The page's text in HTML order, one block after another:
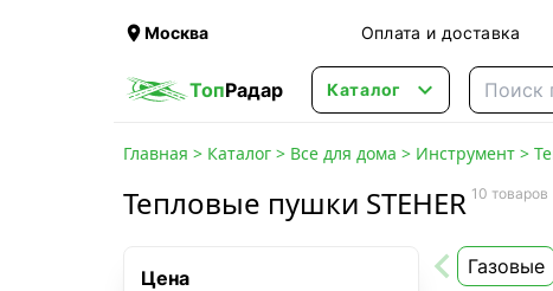
Москва Оплата и доставка
ТопРадар Каталог 
Главная > Каталог > Все для дома > Инструмент >
Тепловые пушки STEHER 10 товаров
Цена Газовые